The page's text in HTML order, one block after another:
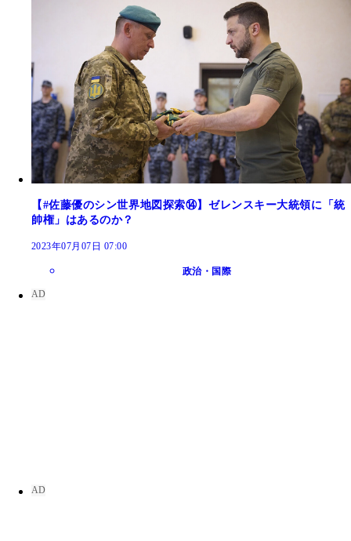
【#佐藤優のシン世界地図探索⑭】ゼレンスキー大統領に「統
帥権」はあるのか？
2023年07月07日 07:00
政治・国際